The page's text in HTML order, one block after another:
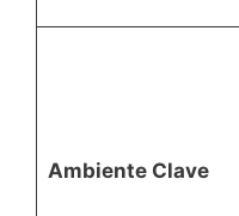
Ambiente Clave